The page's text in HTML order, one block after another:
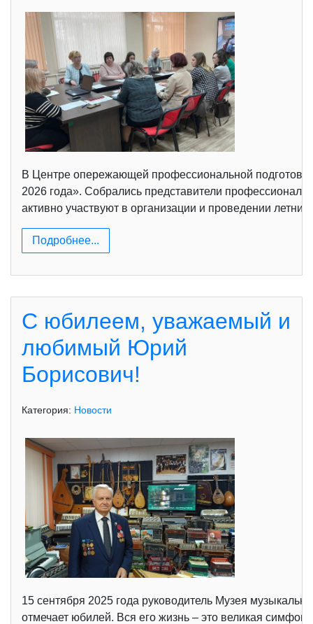
В Центре опережающей профессиональной
2026 года». Собрались представители
активно участвуют в организации и проведении
Подробнее...
С юбилеем, уважаемый и
любимый Юрий
Борисович!
Категория: Новости
15 сентября 2025 года руководитель Музея
отмечает юбилей. Вся его жизнь – это великая